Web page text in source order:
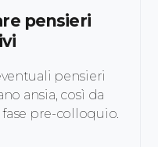
pensieri
pensieri
ansia, così da
pre-colloquio.